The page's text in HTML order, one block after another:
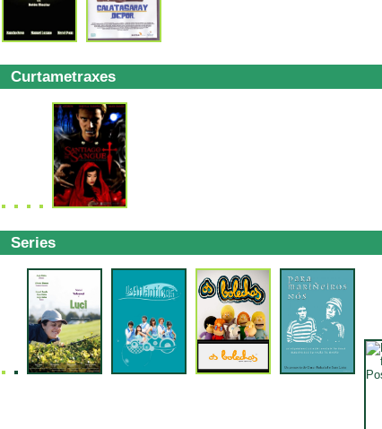
Curtametraxes
Series